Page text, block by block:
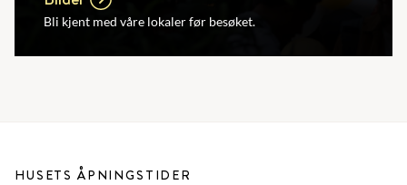
Bli kjent med våre lokaler før besøket.
HUSETS ÅPNINGSTIDER